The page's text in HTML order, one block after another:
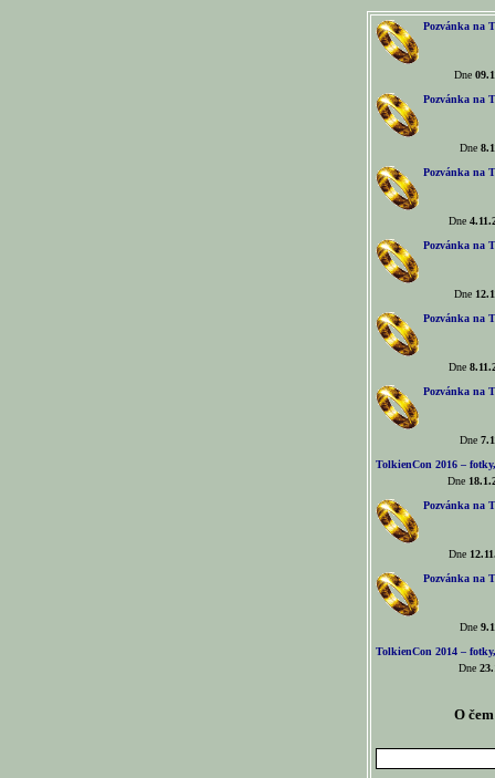
Pozvánka na
Dne
Pozvánka na
Dne
Pozvánka na
Dne
Pozvánka na
Dne
Pozvánka na
Dne
Pozvánka na
Dne
TolkienCon 2016 –
Dne
Pozvánka na
Dne
Pozvánka na
Dne
TolkienCon 2014 –
Dne
O